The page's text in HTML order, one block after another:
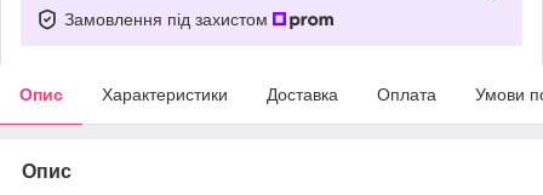
Замовлення під захистом
Опис Характеристики Доставка Оплата Умови
Опис